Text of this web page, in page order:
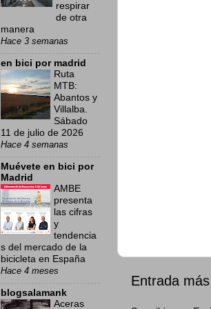
Entrada
respirar
de otra
manera
Hace 3 semanas
en bici por madrid
Ruta
MTB:
Abantos y
Villalba.
Sábado
11 de julio de 2026
Hace 4 semanas
Muévete en bici por
Madrid
AMBE
presenta
las cifras
y
tendencia
s del mercado de la
bicicleta en España
Hace 4 meses
blogsalamank
Aceras